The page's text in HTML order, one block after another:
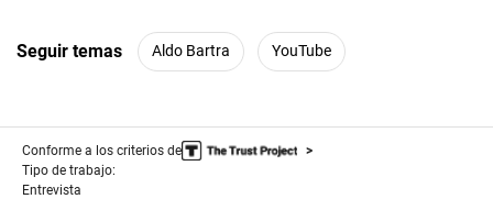
Seguir temas Aldo Bartra YouTube
Conforme a los criterios de
Tipo de trabajo:
Entrevista